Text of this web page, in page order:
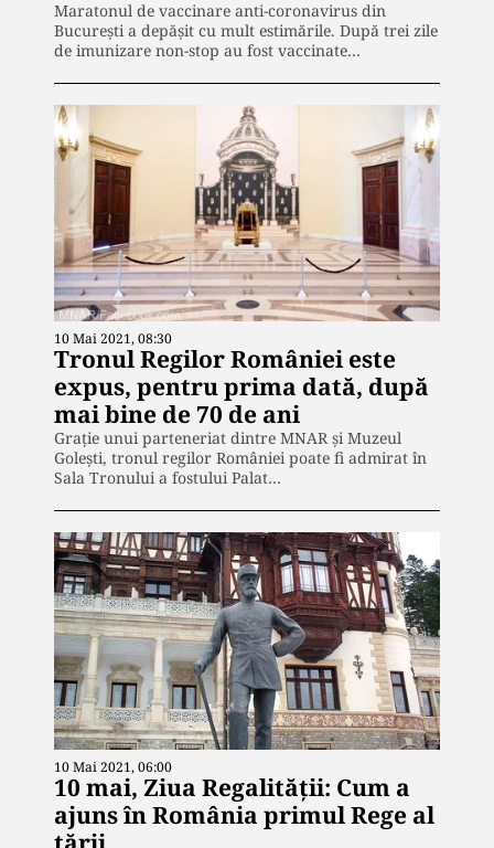
Maratonul de vaccinare anti-coronavirus din
București a depășit cu mult estimările. După trei zile
de imunizare non-stop au fost vaccinate…
10 Mai 2021, 08:30
Tronul Regilor României este
expus, pentru prima dată, după
mai bine de 70 de ani
Graţie unui parteneriat dintre MNAR şi Muzeul
Goleşti, tronul regilor României poate fi admirat în
Sala Tronului a fostului Palat…
10 Mai 2021, 06:00
10 mai, Ziua Regalității: Cum a
ajuns în România primul Rege al